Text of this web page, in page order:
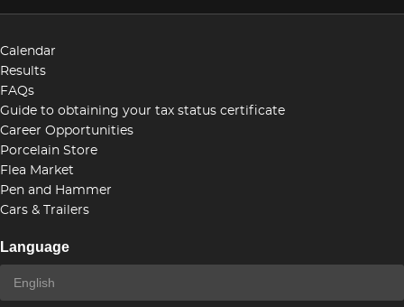
Calendar
Results
FAQs
Guide to obtaining your tax status certificate
Career Opportunities
Porcelain Store
Flea Market
Pen and Hammer
Cars & Trailers
Language